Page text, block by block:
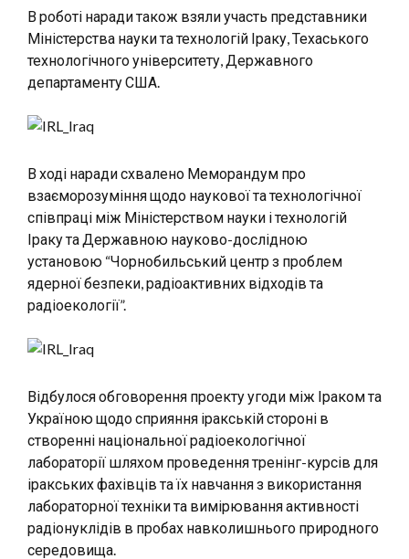
В роботі наради також взяли участь представники
Міністерства науки та технологій Іраку, Техаського
технологічного університету, Державного
департаменту США.
В ході наради схвалено Меморандум про
взаєморозуміння щодо наукової та технологічної
співпраці між Міністерством науки і технологій
Іраку та Державною науково-дослідною
установою “Чорнобильський центр з проблем
ядерної безпеки, радіоактивних відходів та
радіоекології”.
Відбулося обговорення проекту угоди між Іраком та
Україною щодо сприяння іракській стороні в
створенні національної радіоекологічної
лабораторії шляхом проведення тренінг-курсів для
іракських фахівців та їх навчання з використання
лабораторної техніки та вимірювання активності
радіонуклідів в пробах навколишнього природного
середовища.